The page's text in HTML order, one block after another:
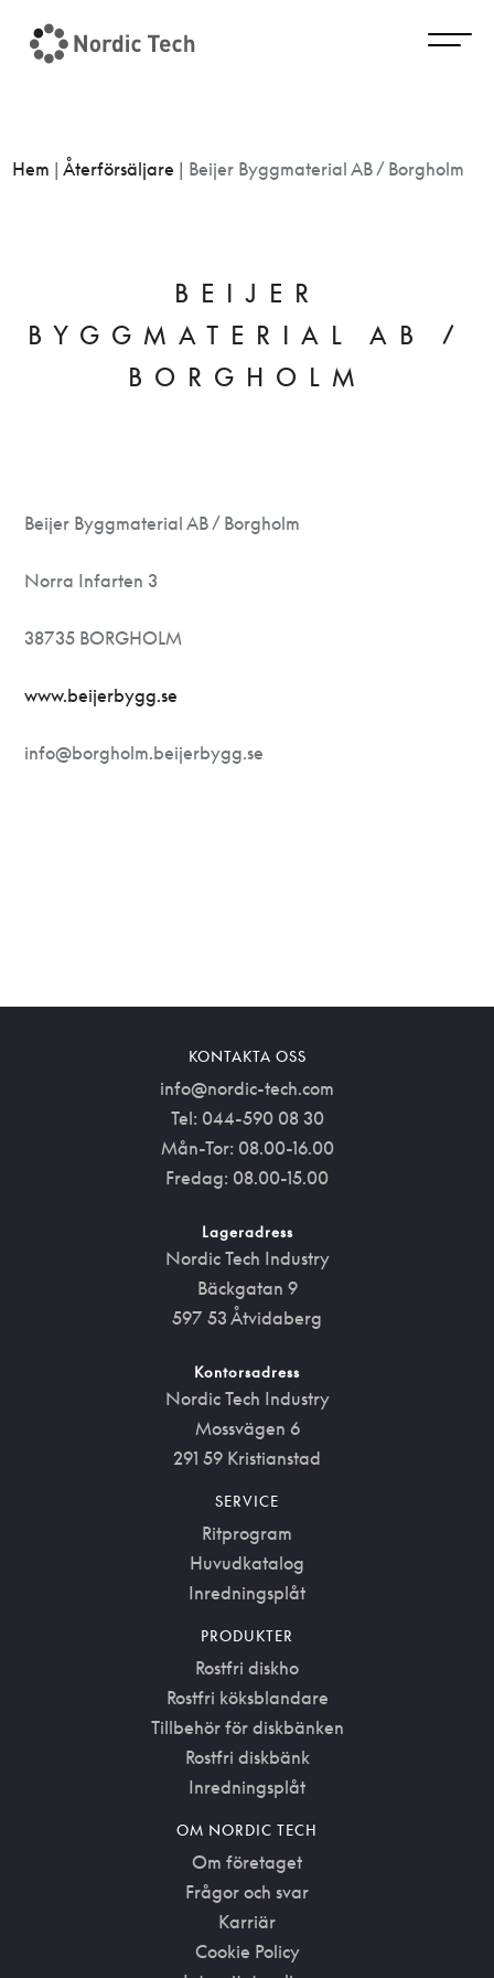
Hem |Återförsäljare | Beijer Byggmaterial AB / Borgholm
BEIJER
BYGGMATERIAL AB /
BORGHOLM
Beijer Byggmaterial AB / Borgholm
Norra Infarten 3
38735 BORGHOLM
www.beijerbygg.se
info@borgholm.beijerbygg.se
KONTAKTA OSS
info@nordic-tech.com
Tel: 044-590 08 30
Mån-Tor: 08.00-16.00
Fredag: 08.00-15.00
Lageradress
Nordic Tech Industry
Bäckgatan 9
597 53 Åtvidaberg
Kontorsadress
Nordic Tech Industry
Mossvägen 6
291 59 Kristianstad
SERVICE
Ritprogram
Huvudkatalog
Inredningsplåt
PRODUKTER
Rostfri diskho
Rostfri köksblandare
Tillbehör för diskbänken
Rostfri diskbänk
Inredningsplåt
OM NORDIC TECH
Om företaget
Frågor och svar
Karriär
Cookie Policy